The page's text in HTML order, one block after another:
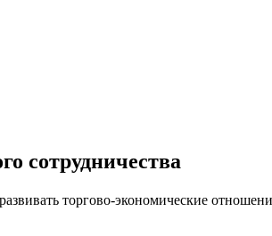
сотрудничества
торгово-экономические